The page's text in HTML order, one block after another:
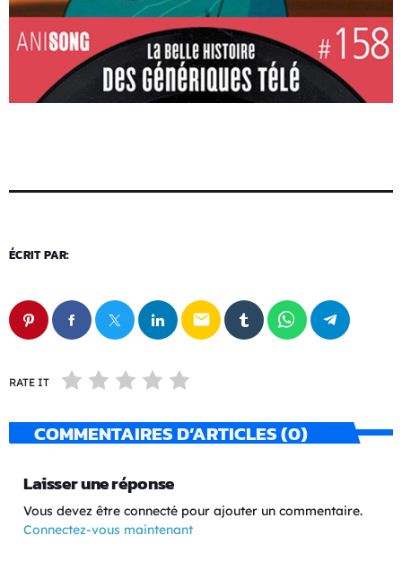
ÉCRIT PAR:
email
RATE IT
COMMENTAIRES D’ARTICLES (0)
Laisser une réponse
Vous devez être connecté pour ajouter un commentaire.
Connectez-vous maintenant